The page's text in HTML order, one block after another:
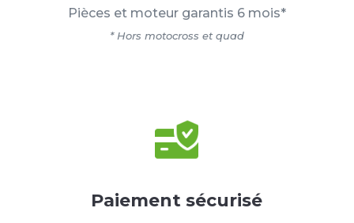
Pièces et moteur garantis 6 mois*
* Hors motocross et quad
Paiement sécurisé